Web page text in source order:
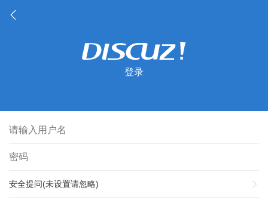
登录
安全提问(未设置请忽略)